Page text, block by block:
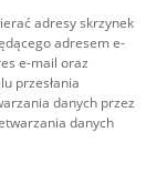
adresy skrzynek
adresem e-
e-mail oraz
przesłania
danych przez
danych